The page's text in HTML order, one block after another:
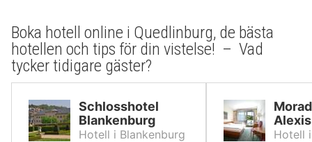
Boka hotell online i Quedlinburg, de bästa
hotellen och tips för din vistelse! – Vad
tycker tidigare gäster?
Schlosshotel
Blankenburg
Hotell i Blankenburg
Hotell